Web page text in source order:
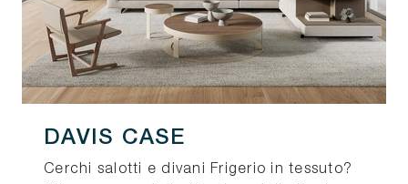
DAVIS CASE
Cerchi salotti e divani Frigerio in tessuto?